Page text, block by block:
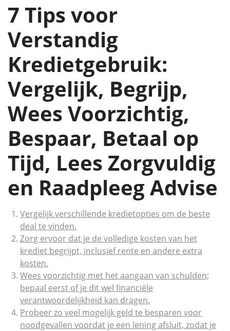
7 Tips voor
Verstandig
Kredietgebruik:
Vergelijk, Begrijp,
Wees Voorzichtig,
Bespaar, Betaal op
Tijd, Lees Zorgvuldig
en Raadpleeg Advise
Vergelijk verschillende kredietopties om de beste
deal te vinden.
Zorg ervoor dat je de volledige kosten van het
krediet begrijpt, inclusief rente en andere extra
kosten.
Wees voorzichtig met het aangaan van schulden;
bepaal eerst of je dit wel financiële
verantwoordelijkheid kan dragen.
Probeer zo veel mogelijk geld te besparen voor
noodgevallen voordat je een lening afsluit, zodat je